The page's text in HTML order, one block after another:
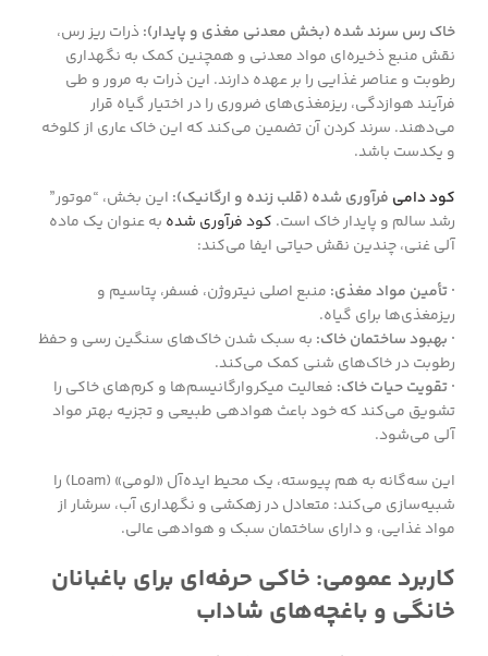
خاک رس سرند شده (بخش معدنی مغذی و پایدار):ذرات ریز رس،
نقش منبع ذخیره‌ای مواد معدنی و همچنین کمک به نگهداری
رطوبت و عناصر غذایی را بر عهده دارند. این ذرات به مرور و طی
فرآیند هوازدگی، ریز‌مغذی‌های ضروری را در اختیار گیاه قرار
می‌دهند. سرند کردن آن تضمین می‌کند که این خاک عاری از کلوخه
و یکدست باشد.
کود دامی فرآوری شده (قلب زنده و ارگانیک): این بخش، “موتور”
رشد سالم و پایدار خاک است. کود فرآوری شده به عنوان یک ماده
آلی غنی، چندین نقش حیاتی ایفا می‌کند:
· تأمین مواد مغذی: منبع اصلی نیتروژن، فسفر، پتاسیم و
ریز‌مغذی‌ها برای گیاه.
· بهبود ساختمان خاک: به سبک شدن خاک‌های سنگین رسی و حفظ
رطوبت در خاک‌های شنی کمک می‌کند.
· تقویت حیات خاک: فعالیت میکروارگانیسم‌ها و کرم‌های خاکی را
تشویق می‌کند که خود باعث هوادهی طبیعی و تجزیه بهتر مواد
آلی می‌شود.
این سه‌گانه به هم پیوسته، یک محیط ایده‌آل «لومی» (Loam) را
شبیه‌سازی می‌کند: متعادل در زهکشی و نگهداری آب، سرشار از
مواد غذایی، و دارای ساختمان سبک و هوادهی عالی.
کاربرد عمومی: خاکی حرفه‌ای برای باغبانان
خانگی و باغچه‌های شاداب